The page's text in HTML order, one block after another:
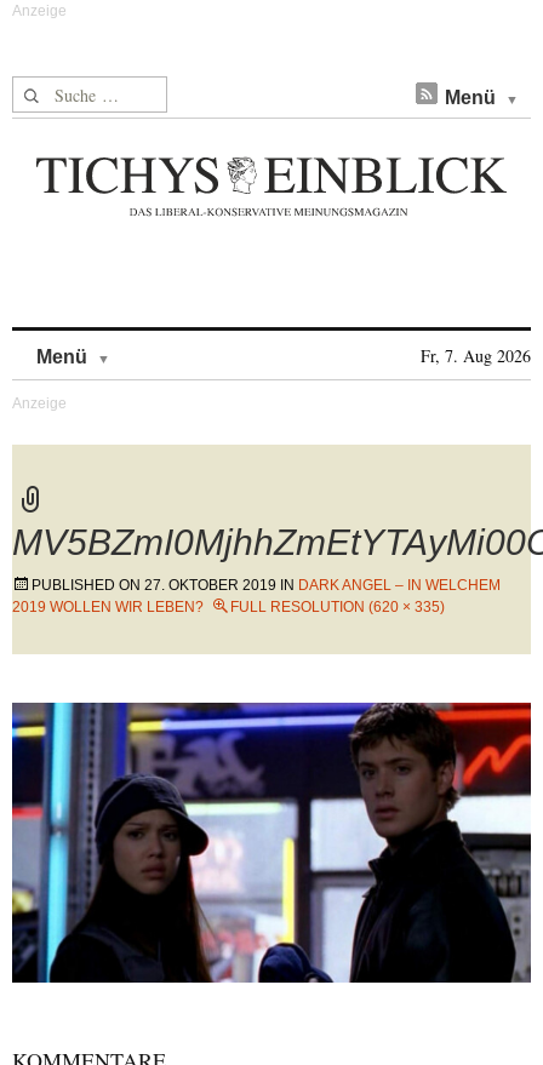
Suche nach: Menü
Menü Fr, 7. Aug 2026
PUBLISHED ON 27. OKTOBER 2019 IN DARK ANGEL – IN WELCHEM
2019 WOLLEN WIR LEBEN?
FULL RESOLUTION (620 × 335)